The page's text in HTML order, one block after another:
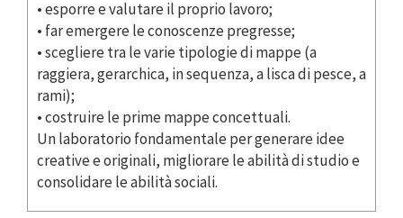
• esporre e valutare il proprio lavoro;
• far emergere le conoscenze pregresse;
• scegliere tra le varie tipologie di mappe (a
raggiera, gerarchica, in sequenza, a lisca di pesce, a
rami);
• costruire le prime mappe concettuali.
Un laboratorio fondamentale per generare idee
creative e originali, migliorare le abilità di studio e
consolidare le abilità sociali.